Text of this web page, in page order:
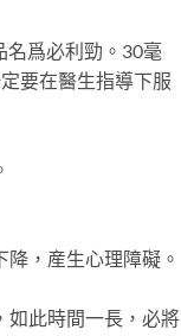
爲必利勁。30毫
要在醫生指導下服
，産生心理障礙。
此時間一長，必將